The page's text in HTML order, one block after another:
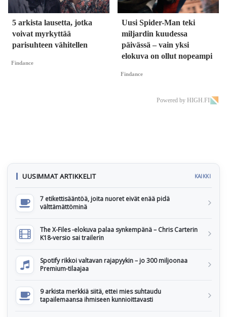
5 arkista lausetta, jotka
voivat myrkyttää
parisuhteen vähitellen
Findance
Uusi Spider-Man teki
miljardin kuudessa
päivässä – vain yksi
elokuva on ollut nopeampi
Findance
Powered by HIGH.FI
UUSIMMAT ARTIKKELIT KAIKKI
7 etikettisääntöä, joita nuoret eivät enää pidä
välttämättöminä
The X-Files -elokuva palaa synkempänä – Chris Carterin
K18-versio sai trailerin
Spotify rikkoi valtavan rajapyykin – jo 300 miljoonaa
Premium-tilaajaa
9 arkista merkkiä siitä, ettei mies suhtaudu
tapailemaansa ihmiseen kunnioittavasti